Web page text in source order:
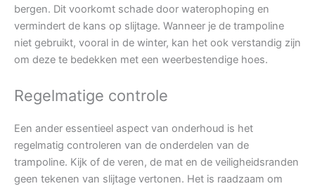
bergen. Dit voorkomt schade door waterophoping en
vermindert de kans op slijtage. Wanneer je de trampoline
niet gebruikt, vooral in de winter, kan het ook verstandig zijn
om deze te bedekken met een weerbestendige hoes.
Regelmatige controle
Een ander essentieel aspect van onderhoud is het
regelmatig controleren van de onderdelen van de
trampoline. Kijk of de veren, de mat en de veiligheidsranden
geen tekenen van slijtage vertonen. Het is raadzaam om